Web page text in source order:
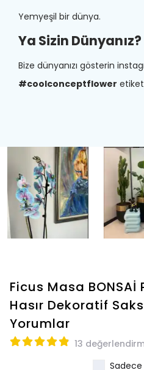
Yemyeşil bir dünya.
Ya Sizin Dünyanız?
Bize dünyanızı gösterin
#coolconceptflower
Ficus Masa BONSAİ
Hasır Dekoratif
Yorumlar
13